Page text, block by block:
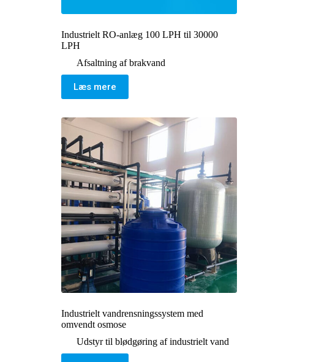
Industrielt RO-anlæg 100 LPH til 30000
LPH
Afsaltning af brakvand
Læs mere
Industrielt vandrensningssystem med
omvendt osmose
Udstyr til blødgøring af industrielt vand